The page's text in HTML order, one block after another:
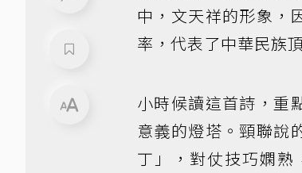
中，文天祥的形象，
率，代表了中華民族
小時候讀這首詩，重
意義的燈塔。頸聯說
丁」，對仗技巧嫻